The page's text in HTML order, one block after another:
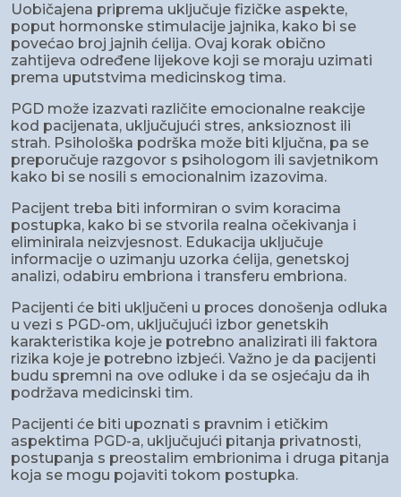
Uobičajena priprema uključuje fizičke aspekte,
poput hormonske stimulacije jajnika, kako bi se
povećao broj jajnih ćelija. Ovaj korak obično
zahtijeva određene lijekove koji se moraju uzimati
prema uputstvima medicinskog tima.
PGD ​​može izazvati različite emocionalne reakcije
kod pacijenata, uključujući stres, anksioznost ili
strah. Psihološka podrška može biti ključna, pa se
preporučuje razgovor s psihologom ili savjetnikom
kako bi se nosili s emocionalnim izazovima.
Pacijent treba biti informiran o svim koracima
postupka, kako bi se stvorila realna očekivanja i
eliminirala neizvjesnost. Edukacija uključuje
informacije o uzimanju uzorka ćelija, genetskoj
analizi, odabiru embriona i transferu embriona.
Pacijenti će biti uključeni u proces donošenja odluka
u vezi s PGD-om, uključujući izbor genetskih
karakteristika koje je potrebno analizirati ili faktora
rizika koje je potrebno izbjeći. Važno je da pacijenti
budu spremni na ove odluke i da se osjećaju da ih
podržava medicinski tim.
Pacijenti će biti upoznati s pravnim i etičkim
aspektima PGD-a, uključujući pitanja privatnosti,
postupanja s preostalim embrionima i druga pitanja
koja se mogu pojaviti tokom postupka.